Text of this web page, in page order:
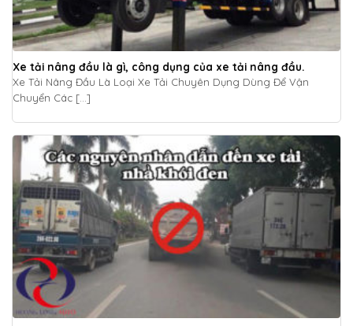
Xe tải nâng đầu là gì, công dụng của xe tải nâng đầu.
Xe Tải Nâng Đầu Là Loại Xe Tải Chuyên Dụng Dùng Để Vận
Chuyển Các [...]